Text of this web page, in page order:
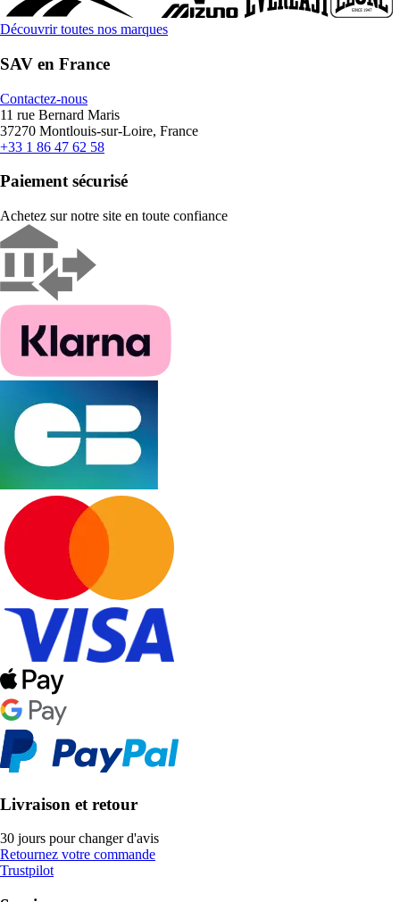
Découvrir toutes nos marques
SAV en France
Contactez-nous
11 rue Bernard Maris
37270 Montlouis-sur-Loire, France
+33 1 86 47 62 58
Paiement sécurisé
Achetez sur notre site en toute confiance
Livraison et retour
30 jours pour changer d'avis
Retournez votre commande
Trustpilot